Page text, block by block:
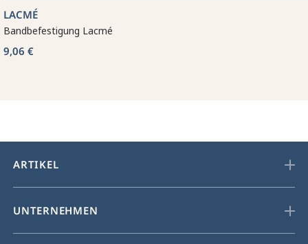
LACMÉ
Bandbefestigung Lacmé
9,06 €
ARTIKEL
UNTERNEHMEN